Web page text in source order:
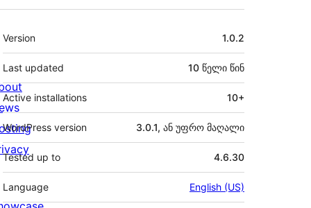
მეტა
Version 1.0.2
Last updated 10 წელი წინ
Active installations 10+
WordPress version 3.0.1, ან უფრო მაღალი
Tested up to 4.6.30
Language English (US)